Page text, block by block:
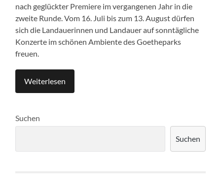
nach geglückter Premiere im vergangenen Jahr in die
zweite Runde. Vom 16. Juli bis zum 13. August dürfen
sich die Landauerinnen und Landauer auf sonntägliche
Konzerte im schönen Ambiente des Goetheparks
freuen.
Weiterlesen
Suchen
Suchen